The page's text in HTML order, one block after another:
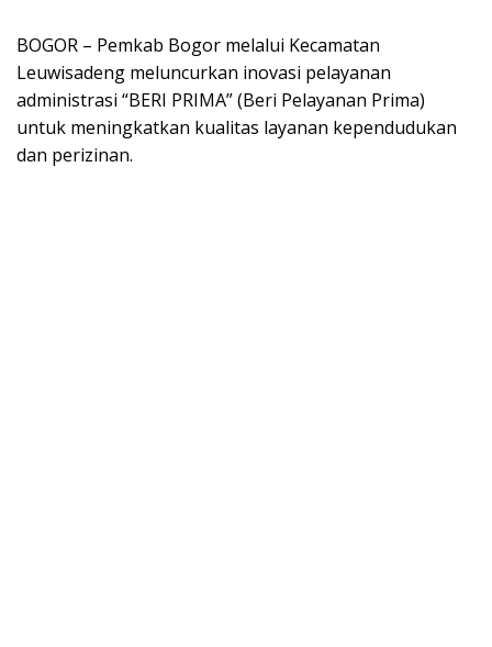
BOGOR – Pemkab Bogor melalui Kecamatan
Leuwisadeng meluncurkan inovasi pelayanan
administrasi “BERI PRIMA” (Beri Pelayanan Prima)
untuk meningkatkan kualitas layanan kependudukan
dan perizinan.